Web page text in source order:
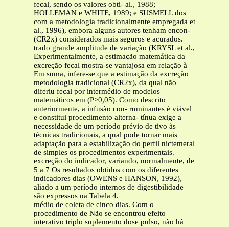
fecal, sendo os valores obti- al., 1988;
HOLLEMAN e WHITE, 1989; e SUSMELL dos
com a metodologia tradicionalmente empregada et
al., 1996), embora alguns autores tenham encon-
(CR2x) considerados mais seguros e acurados.
trado grande amplitude de variação (KRYSL et al.,
Experimentalmente, a estimação matemática da
excreção fecal mostra-se vantajosa em relação à
Em suma, infere-se que a estimação da excreção
metodologia tradicional (CR2x), da qual não
diferiu fecal por intermédio de modelos
matemáticos em (P>0,05). Como descrito
anteriormente, a infusão con- ruminantes é viável
e constitui procedimento alterna- tínua exige a
necessidade de um período prévio de tivo às
técnicas tradicionais, a qual pode tornar mais
adaptação para a estabilização do perfil nictemeral
de simples os procedimentos experimentais.
excreção do indicador, variando, normalmente, de
5 a 7 Os resultados obtidos com os diferentes
indicadores dias (OWENS e HANSON, 1992),
aliado a um período internos de digestibilidade
são expressos na Tabela 4.
médio de coleta de cinco dias. Com o
procedimento de Não se encontrou efeito
interativo triplo suplemento dose pulso, não há